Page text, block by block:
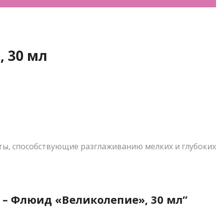
30 мл
способствующие разглаживанию мелких и глубоких
– Флюид «Великолепие», 30 мл”